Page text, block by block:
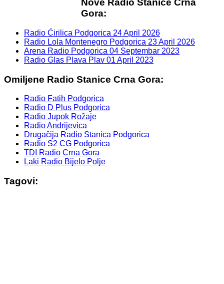
Nove Radio Stanice Crna
Gora:
Radio Ćirilica Podgorica 24 April 2026
Radio Lola Montenegro Podgorica 23 April 2026
Arena Radio Podgorica 04 Septembar 2023
Radio Glas Plava Plav 01 April 2023
Omiljene Radio Stanice Crna Gora:
Radio Fatih Podgorica
Radio D Plus Podgorica
Radio Jupok Rožaje
Radio Andrijevica
Drugačija Radio Stanica Podgorica
Radio S2 CG Podgorica
TDI Radio Crna Gora
Laki Radio Bijelo Polje
Tagovi: